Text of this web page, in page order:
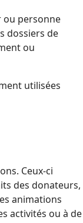
ou personne
dossiers de
ou
utilisées
Ceux-ci
des donateurs,
animations
activités ou à de